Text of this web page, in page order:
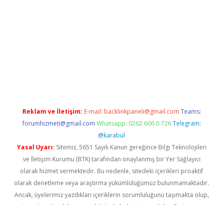
Reklam ve İletişim: E-mail: backlinkpaneli@gmail.com Teams:
forumhizmeti@gmail.com Whatsapp: 0262 606 0 726 Telegram:
@karabul
Yasal Uyarı: Sitemiz, 5651 Sayılı Kanun gereğince Bilgi Teknolojileri
ve İletişim Kurumu (BTK) tarafından onaylanmış bir Yer Sağlayıcı
olarak hizmet vermektedir. Bu nedenle, sitedeki içerikleri proaktif
olarak denetleme veya araştırma yükümlülüğümüz bulunmamaktadır.
Ancak, üyelerimiz yazdıkları içeriklerin sorumluluğunu taşımakta olup,